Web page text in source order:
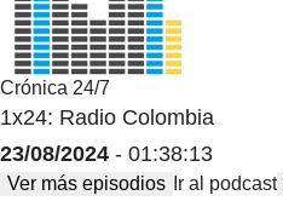
Crónica 24/7
1x24: Radio Colombia
23/08/2024 - 01:38:13
Ver más episodios Ir al podcast